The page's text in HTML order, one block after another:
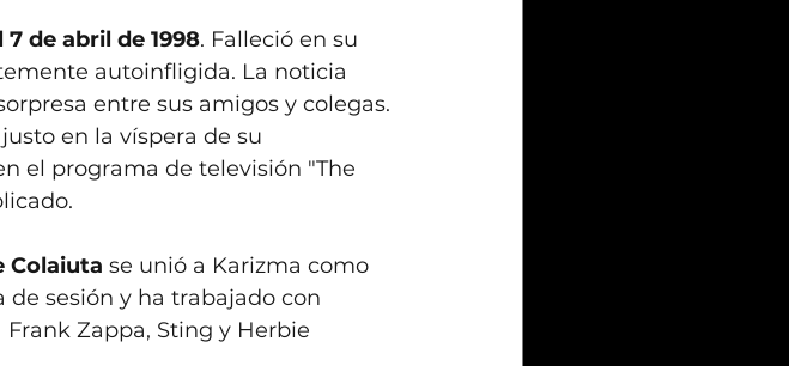
de abril de 1998. Falleció en su
autoinfligida. La noticia
entre sus amigos y colegas.
en la víspera de su
el programa de televisión "The
Colaiuta se unió a Karizma como
sesión y ha trabajado con
Zappa, Sting y Herbie